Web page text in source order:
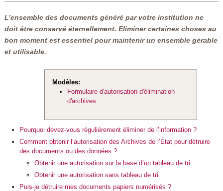
L’ensemble des documents généré par votre institution ne
doit être conservé éternellement. Eliminer certaines choses au
bon moment est essentiel pour maintenir un ensemble gérable
et utilisable.
Modèles:
Formulaire d'autorisation d'élimination
d'archives
Pourquoi devez-vous régulièrement éliminer de l’information ?
Comment obtenir l’autorisation des Archives de l’État pour détruire
des documents ou des données ?
Obtenir une autorisation sur la base d’un tableau de tri.
Obtenir une autorisation sans tableau de tri.
Puis-je détruire mes documents papiers numérisés ?